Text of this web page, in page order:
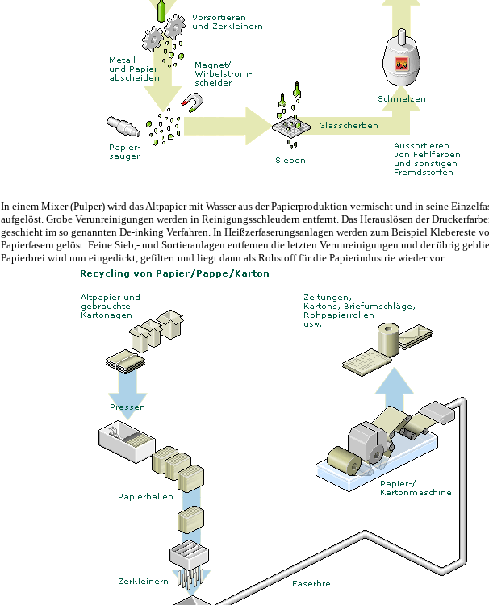
In einem Mixer (Pulper) wird das Altpapier mit Wasser aus der Papierproduktion vermischt und in seine
aufgelöst. Grobe Verunreinigungen werden in Reinigungsschleudern entfernt. Das Herauslösen der
geschieht im so genannten De-inking Verfahren. In Heißzerfaserungsanlagen werden zum Beispiel Klebereste
Papierfasern gelöst. Feine Sieb,- und Sortieranlagen entfernen die letzten Verunreinigungen und der übrig
Papierbrei wird nun eingedickt, gefiltert und liegt dann als Rohstoff für die Papierindustrie wieder vor.